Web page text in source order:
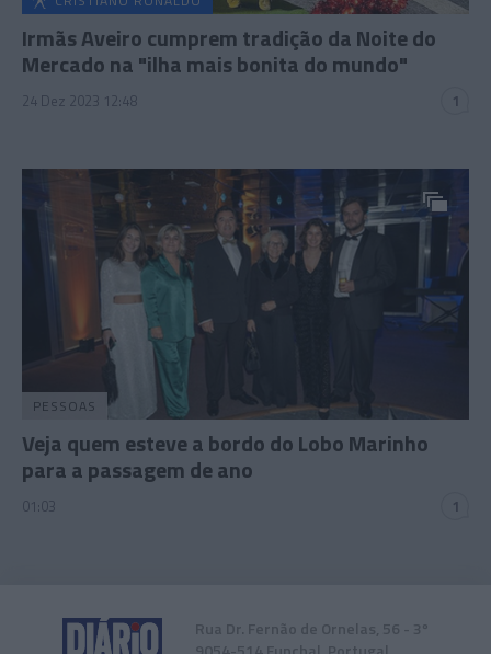
Irmãs Aveiro cumprem tradição da Noite do
Mercado na "ilha mais bonita do mundo"
24 Dez 2023 12:48 1
PESSOAS
Veja quem esteve a bordo do Lobo Marinho
para a passagem de ano
01:03 1
Rua Dr. Fernão de Ornelas, 56 - 3º